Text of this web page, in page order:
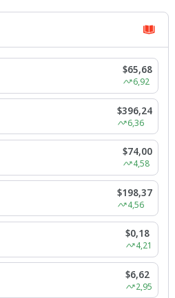
$65,68
6,92
$396,24
6,36
$74,00
4,58
$198,37
4,56
$0,18
4,21
$6,62
2,95